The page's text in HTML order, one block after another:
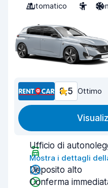
Automatico
5
8,5 Ottimo
Ufficio di
Mostra i dettagli
Deposito alto
Conferma